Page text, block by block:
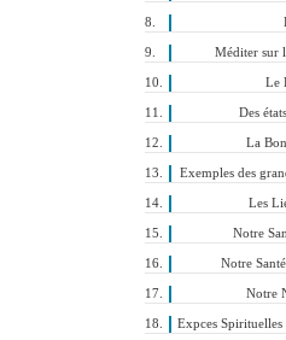
Méditer sur
Le
Des
La
Exemples des
Les
Notre
Notre
Notre
Expces Spirituelles